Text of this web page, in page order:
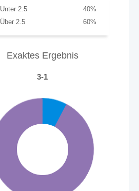
Unter 2.5 %
40
Über 2.5
%
60
Exaktes Ergebnis
3-1